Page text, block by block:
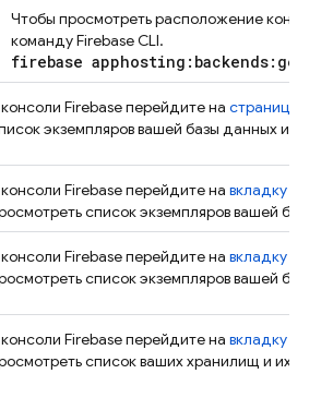
Чтобы просмотреть расположение
командуFirebaseCLI.
firebase apphosting:backends:get
Firebaseперейдите на страницу
экземпляров вашей базы данных и их
Firebaseперейдите на вкладку «
список экземпляров вашей базы
Firebaseперейдите на вкладку
список экземпляров вашей базы
Firebaseперейдите на вкладку «
список ваших хранилищ и их